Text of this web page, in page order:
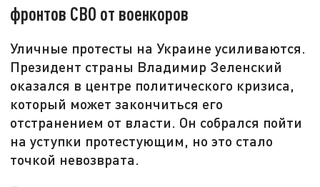
фронтов СВО от военкоров
Уличные протесты на Украине усиливаются.
Президент страны Владимир Зеленский
оказался в центре политического кризиса,
который может закончиться его
отстранением от власти. Он собрался пойти
на уступки протестующим, но это стало
точкой невозврата.